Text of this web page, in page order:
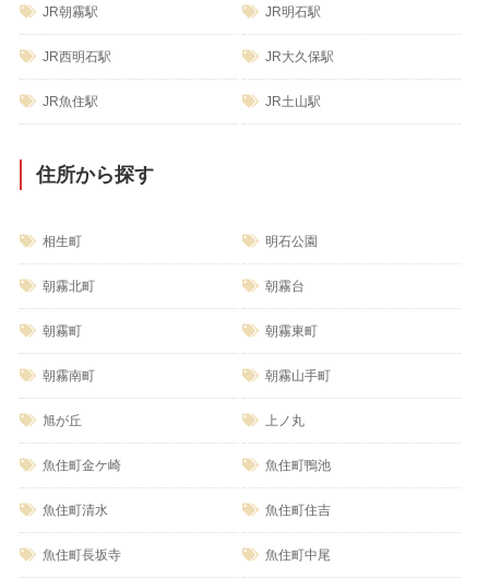
JR朝霧駅 JR明石駅
JR西明石駅 JR大久保駅
JR魚住駅 JR土山駅
住所から探す
相生町 明石公園
朝霧北町 朝霧台
朝霧町 朝霧東町
朝霧南町 朝霧山手町
旭が丘 上ノ丸
魚住町金ケ崎 魚住町鴨池
魚住町清水 魚住町住吉
魚住町長坂寺 魚住町中尾